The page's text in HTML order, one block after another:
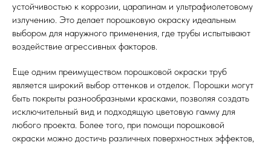
устойчивостью к коррозии, царапинам и ультрафиолетовому
излучению. Это делает порошковую окраску идеальным
выбором для наружного применения, где трубы испытывают
воздействие агрессивных факторов.
Еще одним преимуществом порошковой окраски труб
является широкий выбор оттенков и отделок. Порошки могут
быть покрыты разнообразными красками, позволяя создать
исключительный вид и подходящую цветовую гамму для
любого проекта. Более того, при помощи порошковой
окраски можно достичь различных поверхностных эффектов,